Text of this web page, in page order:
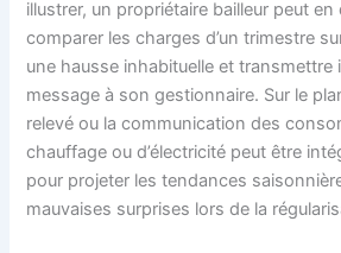
illustrer, un propriétaire bailleur peut en
comparer les charges d’un trimestre
une hausse inhabituelle et
message à son gestionnaire. Sur le
relevé ou la communication des
chauffage ou d’électricité peut être
pour projeter les tendances
mauvaises surprises lors de la